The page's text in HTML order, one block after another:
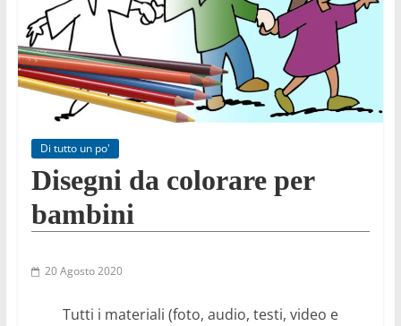
Di tutto un po'
Disegni da colorare per
bambini
20 Agosto 2020
Tutti i materiali (foto, audio, testi, video e